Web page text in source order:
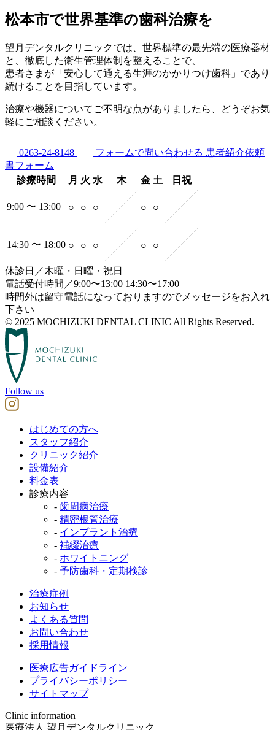
松本市で世界基準の歯科治療を
望月デンタルクリニックでは、世界標準の最先端の医療器材
と、徹底した衛生管理体制を整えることで、
患者さまが「安心して通える生涯のかかりつけ歯科」であり
続けることを目指しています。
治療や機器についてご不明な点がありましたら、どうぞお気
軽にご相談ください。
0263-24-8148 フォームで問い合わせる 患者紹介依頼
書フォーム
診療時間
月 火 水 木 金 土 日祝
9:00 〜 13:00 ○ ○ ○ ○ ○
14:30 〜 18:00 ○ ○ ○ ○ ○
休診日／木曜・日曜・祝日
電話受付時間／9:00〜13:00 14:30〜17:00
時間外は留守電話になっておりますのでメッセージをお入れ
下さい
© 2025 MOCHIZUKI DENTAL CLINIC All Rights Reserved.
Follow us
はじめての方へ
スタッフ紹介
クリニック紹介
設備紹介
料金表
診療内容
- 歯周病治療
- 精密根管治療
- インプラント治療
- 補綴治療
- ホワイトニング
- 予防歯科・定期検診
治療症例
お知らせ
よくある質問
お問い合わせ
採用情報
医療広告ガイドライン
プライバシーポリシー
サイトマップ
Clinic information
医療法人 望月デンタルクリニック